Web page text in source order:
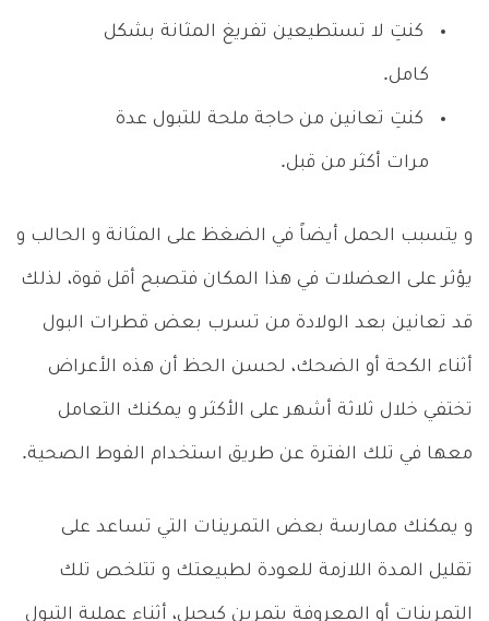
كنتِ لا تستطيعين تفريغ المثانة بشكل
كامل.
كنتِ تعانين من حاجة ملحة للتبول عدة
مرات أكثر من قبل.
و يتسبب الحمل أيضاً في الضغظ على المثانة و الحالب و
يؤثر على العضلات في هذا المكان فتصبح أقل قوة، لذلك
قد تعانين بعد الولادة من تسرب بعض قطرات البول
أثناء الكحة أو الضحك، لحسن الحظ أن هذه الأعراض
تختفي خلال ثلاثة أشهر على الأكثر و يمكنك التعامل
معها في تلك الفترة عن طريق استخدام الفوط الصحية.
و يمكنك ممارسة بعض التمرينات التي تساعد على
تقليل المدة اللازمة للعودة لطبيعتك و تتلخص تلك
التمرينات أو المعروفة بتمرين كيجيل، أثناء عملية التبول